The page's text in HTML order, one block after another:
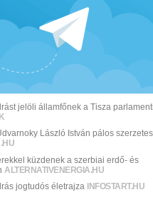
jelöli államfőnek a Tisza parlamenti
László István pálos szerzetes
küzdenek a szerbiai erdő- és
ALTERNATIVENERGIA.HU
jogtudós életrajza INFOSTART.HU